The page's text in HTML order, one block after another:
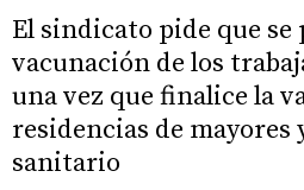
El sindicato pide que
vacunación de los
una vez que finalice la
residencias de mayores
sanitario